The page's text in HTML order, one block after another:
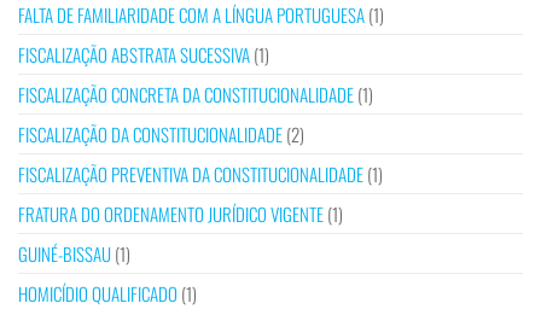
FALTA DE FAMILIARIDADE COM A LÍNGUA PORTUGUESA(1)
FISCALIZAÇÃO ABSTRATA SUCESSIVA(1)
FISCALIZAÇÃO CONCRETA DA CONSTITUCIONALIDADE(1)
FISCALIZAÇÃO DA CONSTITUCIONALIDADE(2)
FISCALIZAÇÃO PREVENTIVA DA CONSTITUCIONALIDADE(1)
FRATURA DO ORDENAMENTO JURÍDICO VIGENTE(1)
GUINÉ-BISSAU(1)
HOMICÍDIO QUALIFICADO (1)